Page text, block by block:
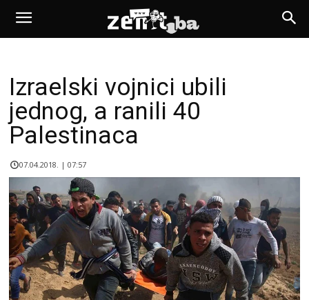
Izraelski vojnici ubili
jednog, a ranili 40
Palestinaca
07.04.2018. | 07:57